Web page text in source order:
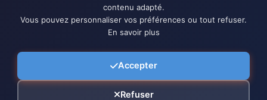
contenu adapté.
Vous pouvez personnaliser vos préférences ou tout refuser.
En savoir plus
Accepter
Refuser